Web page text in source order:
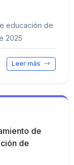
educación de
2025
Leer más
de
de